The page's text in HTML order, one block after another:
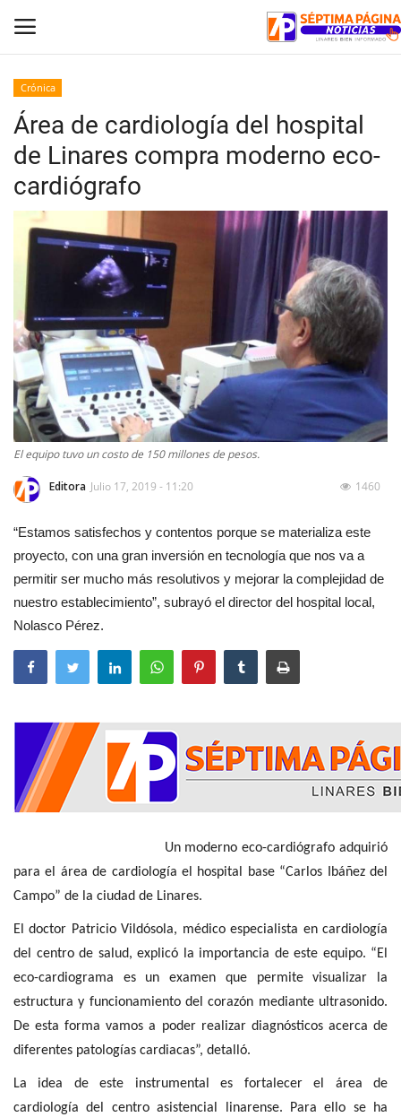
Inicio
Crónica
Policial
Tribunales
Deporte
Política
Espectáculos
Crónica
Área de cardiología del hospital
de Linares compra moderno eco-
cardiógrafo
El equipo tuvo un costo de 150 millones de pesos.
Editora Julio 17, 2019 - 11:20 1460
“Estamos satisfechos y contentos porque se materializa este
proyecto, con una gran inversión en tecnología que nos va a
permitir ser mucho más resolutivos y mejorar la complejidad de
nuestro establecimiento”, subrayó el director del hospital local,
Nolasco Pérez.
Un moderno eco-cardiógrafo adquirió
para el área de cardiología el hospital base “Carlos Ibáñez del
Campo” de la ciudad de Linares.
El doctor Patricio Vildósola, médico especialista en cardiología
del centro de salud, explicó la importancia de este equipo. “El
eco-cardiograma es un examen que permite visualizar la
estructura y funcionamiento del corazón mediante ultrasonido.
De esta forma vamos a poder realizar diagnósticos acerca de
diferentes patologías cardiacas”, detalló.
La idea de este instrumental es fortalecer el área de
cardiología del centro asistencial linarense. Para ello se ha